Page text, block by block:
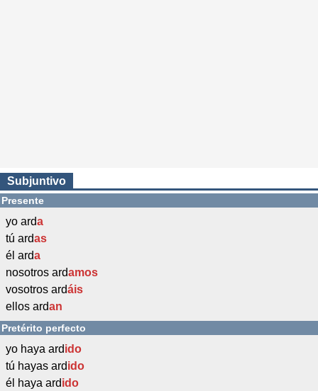
Subjuntivo
Presente
yo arda
tú ardas
él arda
nosotros ardamos
vosotros ardáis
ellos ardan
Pretérito perfecto
yo haya ardido
tú hayas ardido
él haya ardido